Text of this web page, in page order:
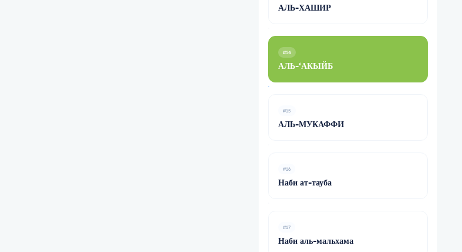
АЛЬ-ХАШИР
#14
АЛЬ-‘АКЫЙБ
#15
АЛЬ-МУКАФФИ
#16
Наби ат-тауба
#17
Наби аль-мальхама